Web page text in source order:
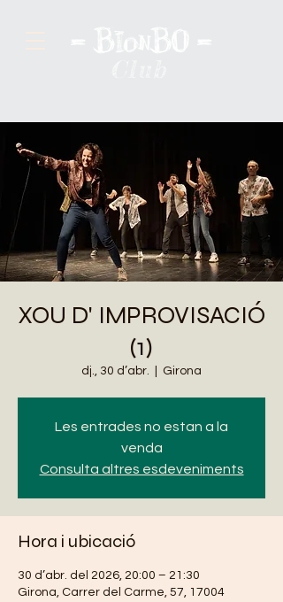
XOU D' IMPROVISACIÓ
(1)
dj., 30 d’abr. Girona
Les entrades no estan a la
venda
Consulta altres esdeveniments
Hora i ubicació
30 d’abr. del 2026, 20:00 – 21:30
Girona, Carrer del Carme, 57, 17004